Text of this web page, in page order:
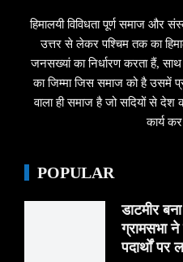
हिमालयी विविधता पूर्ण समाज और
उत्तर से लेकर पश्चिम तक का
जनसख्यां का निर्धारण करता हैं,
का जिम्मा जिस समाज को है उसमें
वाला ही समाज है जो सदियों से देश
कार्य
POPULAR
डाटमीर
ग्रामसभा
पदार्थों पर